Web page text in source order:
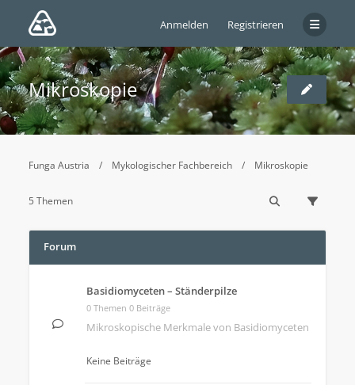
Anmelden Registrieren
Mikroskopie
Funga Austria Mykologischer Fachbereich Mikroskopie
5 Themen
Forum
Basidiomyceten – Ständerpilze
0 Themen 0 Beiträge
Mikroskopische Merkmale von Basidiomyceten
Keine Beiträge